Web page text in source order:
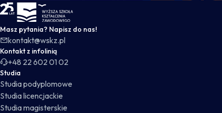
WSKZ - strona główna
Masz pytania? Napisz do nas!
kontakt@wskz.pl
Kontakt z infolinią
+48 22 602 01 02
Studia
Studia podyplomowe
Studia licencjackie
Studia magisterskie